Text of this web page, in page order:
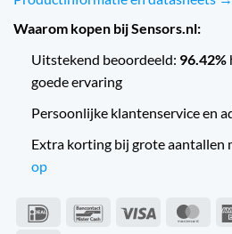
Waarom kopen bij Sensors.nl:
Uitstekend beoordeeld: 96.42%
goede ervaring
Persoonlijke klantenservice en
Extra korting bij grote aantallen
op
IDeal BancontactWiza